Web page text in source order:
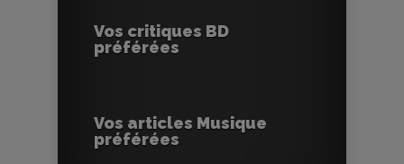
Vos critiques BD
préférées
Vos articles Musique
préférées